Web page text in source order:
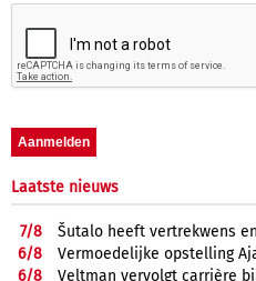
Laatste nieuws
7/8
Šutalo heeft vertrekwens
6/8
Vermoedelijke opstelling
6/8
Veltman vervolgt carrière